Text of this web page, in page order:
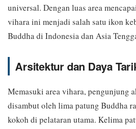
universal. Dengan luas area
vihara ini menjadi salah satu ikon
Buddha di Indonesia dan Asia
Arsitektur dan Daya
Memasuki area vihara, pengunjung
disambut oleh lima patung Buddha
kokoh di pelataran utama. Kelima